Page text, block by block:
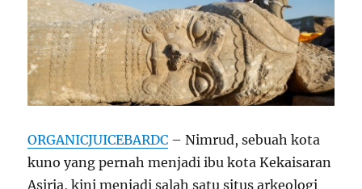
ORGANICJUICEBARDC – Nimrud, sebuah kota
kuno yang pernah menjadi ibu kota Kekaisaran
Asiria, kini menjadi salah satu situs arkeologi